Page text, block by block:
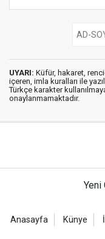
UYARI: Küfür, hakaret,
içeren, imla kuralları ile
Türkçe karakter
onaylanmamaktadır.
Anasayfa Künye